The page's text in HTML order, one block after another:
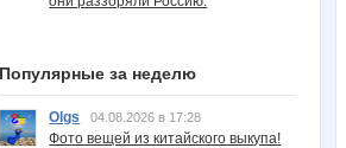
Популярные за неделю
Olgs 04.08.2026 в 17:28
Фото вещей из китайского выкупа!